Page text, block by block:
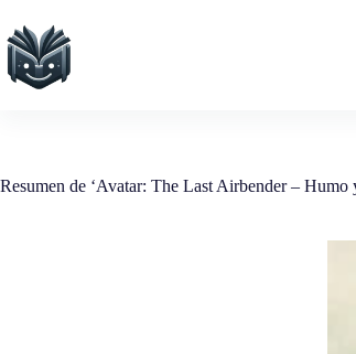
contenido
Resumen de ‘Avatar: The Last Airbender – Humo